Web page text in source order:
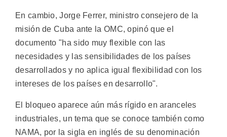
En cambio, Jorge Ferrer, ministro consejero de la
misión de Cuba ante la OMC, opinó que el
documento "ha sido muy flexible con las
necesidades y las sensibilidades de los países
desarrollados y no aplica igual flexibilidad con los
intereses de los países en desarrollo".
El bloqueo aparece aún más rígido en aranceles
industriales, un tema que se conoce también como
NAMA, por la sigla en inglés de su denominación